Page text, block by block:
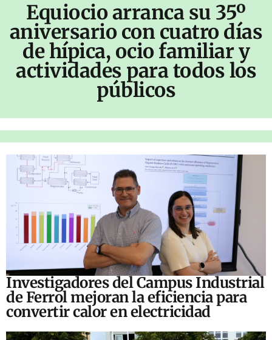
Equiocio arranca su 35º
aniversario con cuatro días
de hípica, ocio familiar y
actividades para todos los
públicos
Investigadores del Campus Industrial
de Ferrol mejoran la eficiencia para
convertir calor en electricidad